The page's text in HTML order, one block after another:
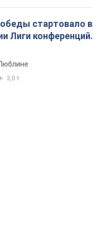
стартовало в
Лиги конференций.
3,0 т.